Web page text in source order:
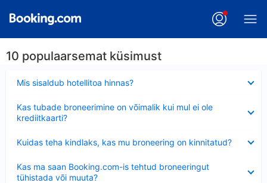
10 populaarsemat küsimust
Mis sisaldub hotellitoa hinnas?
Kas tubade broneerimine on võimalik kui mul ei ole
krediitkaarti?
Kuidas teha kindlaks, kas mu broneering on kinnitatud?
Kas ma saan Booking.com-is tehtud broneeringut
tühistada või muuta?